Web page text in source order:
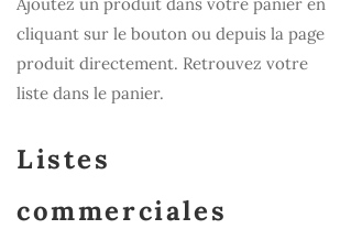
cliquant sur le bouton ou depuis la page
produit directement. Retrouvez votre
liste dans le panier.
Listes
commerciales